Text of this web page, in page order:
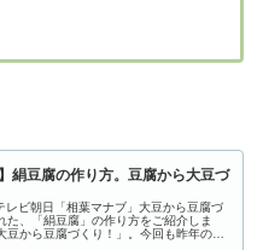
絹豆腐の作り方。豆腐から大豆づ
ビ朝日「相葉マナブ」大豆から豆腐づ
た、「絹豆腐」の作り方をご紹介しま
豆から豆腐づくり！」。今回も昨年の７